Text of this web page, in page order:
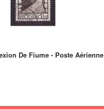
De Fiume - Poste Aérienne